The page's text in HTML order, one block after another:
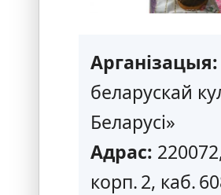
Арганізацыя:
беларускай
Беларусі»
Адрас:
корп. 2, каб.